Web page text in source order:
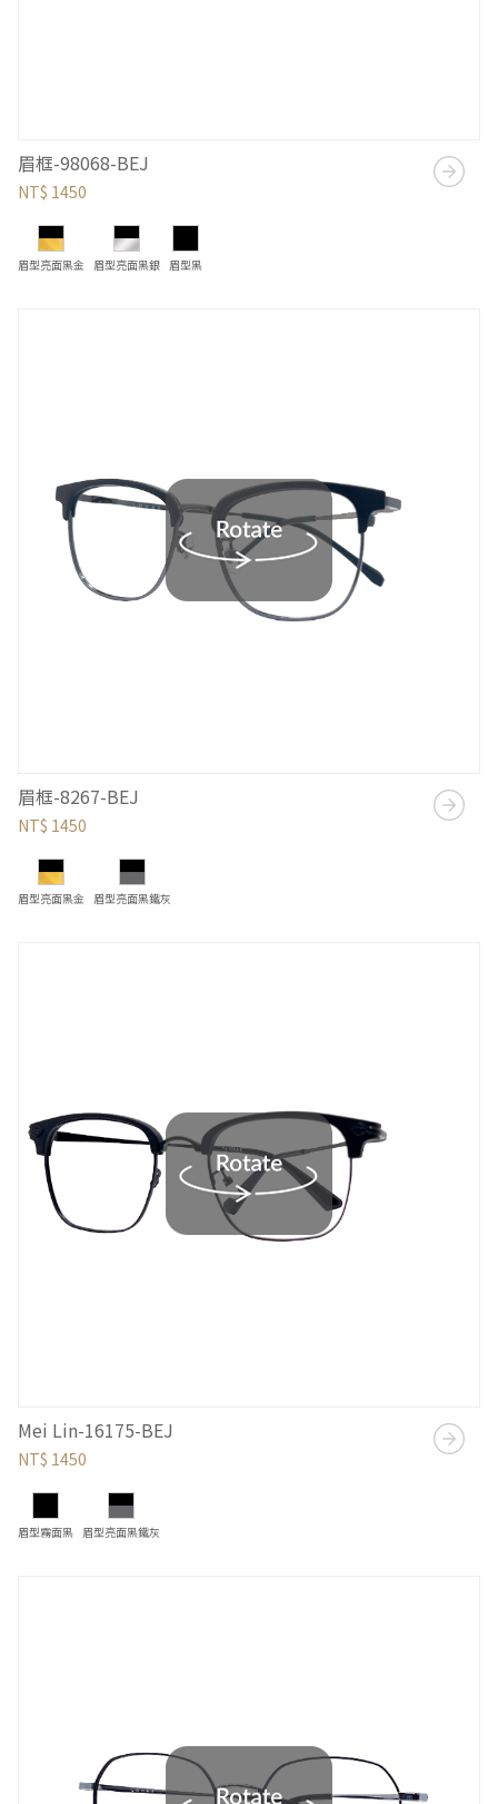
眉框-98068-BEJ
NT$ 1450
眉型亮面黑金 眉型亮面黑銀 眉型黑
眉框-8267-BEJ
NT$ 1450
眉型亮面黑金 眉型亮面黑鐵灰
Mei Lin-16175-BEJ
NT$ 1450
眉型霧面黑 眉型亮面黑鐵灰